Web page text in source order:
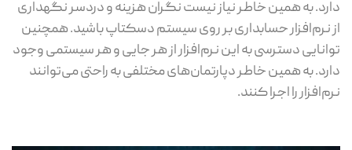
دارد. به همین خاطر نیاز نیست نگران هزینه و دردسر نگهداری
از نرم‌افزار حسابداری بر روی سیستم دسکتاپ باشید. همچنین
توانایی دسترسی به این نرم‌افزار از هر جایی و هر سیستمی وجود
دارد. به همین خاطر دپارتمان‌های مختلفی به راحتی می‌توانند
نرم‌افزار را اجرا کنند.